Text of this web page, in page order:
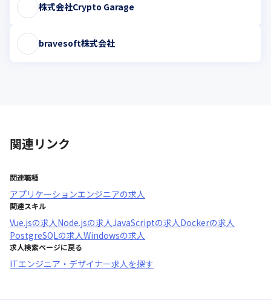
株式会社Crypto Garage
bravesoft株式会社
関連リンク
関連職種
アプリケーションエンジニアの求人
関連スキル
Vue.jsの求人 Node.jsの求人JavaScriptの求人 Dockerの求人
PostgreSQLの求人Windowsの求人
求人検索ページに戻る
ITエンジニア・デザイナー求人を探す